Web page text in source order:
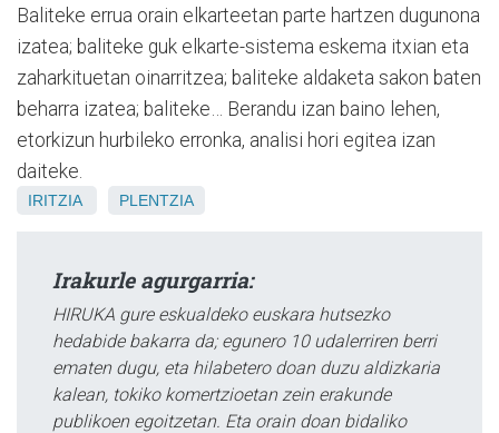
Baliteke errua orain elkarteetan parte hartzen dugunona
izatea; baliteke guk elkarte-sistema eskema itxian eta
zaharkituetan oinarritzea; baliteke aldaketa sakon baten
beharra izatea; baliteke… Berandu izan baino lehen,
etorkizun hurbileko erronka, analisi hori egitea izan
daiteke.
IRITZIA PLENTZIA
Irakurle agurgarria:
HIRUKA gure eskualdeko euskara hutsezko
hedabide bakarra da; egunero 10 udalerriren berri
ematen dugu, eta hilabetero doan duzu aldizkaria
kalean, tokiko komertzioetan zein erakunde
publikoen egoitzetan. Eta orain doan bidaliko